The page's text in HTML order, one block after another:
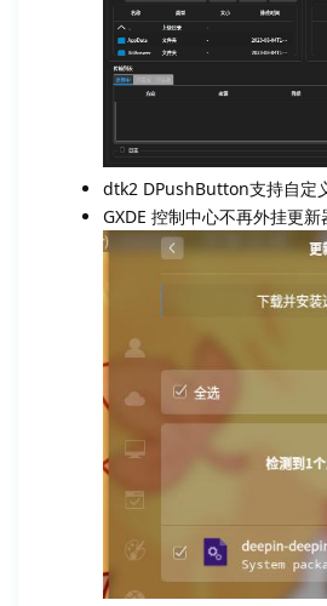
dtk2 DPushButton支持自定
GXDE 控制中心不再外挂更新